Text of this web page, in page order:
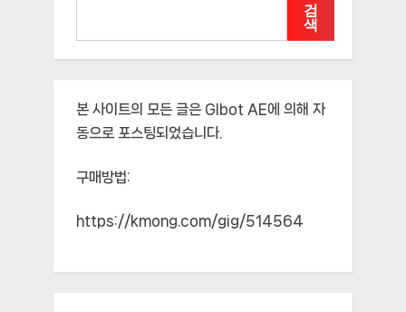
검
색
본 사이트의 모든 글은 Glbot AE에 의해 자
동으로 포스팅되었습니다.
구매방법:
https://kmong.com/gig/514564